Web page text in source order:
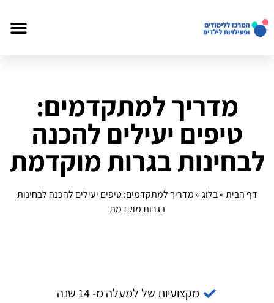
מדריך למתקדמים:
טיפים יעילים להכנה
לבחינות בגרות מוקדמת
דף הבית»בלוג»מדריך למתקדמים: טיפים יעילים להכנה לבחינות
בגרות מוקדמת
מקצועיות של למעלה מ- 14 שנה